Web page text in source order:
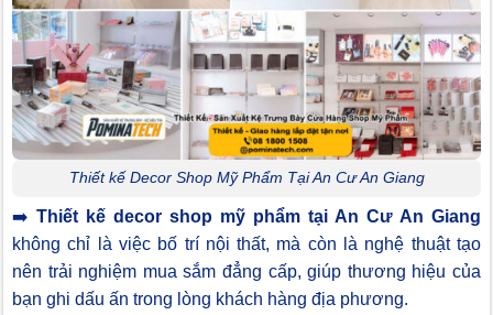
Thiết kế Decor Shop Mỹ Phẩm Tại An Cư An Giang
➡️ Thiết kế decor shop mỹ phẩm tại An Cư An Giang
không chỉ là việc bố trí nội thất, mà còn là nghệ thuật tạo
nên trải nghiệm mua sắm đẳng cấp, giúp thương hiệu của
bạn ghi dấu ấn trong lòng khách hàng địa phương.